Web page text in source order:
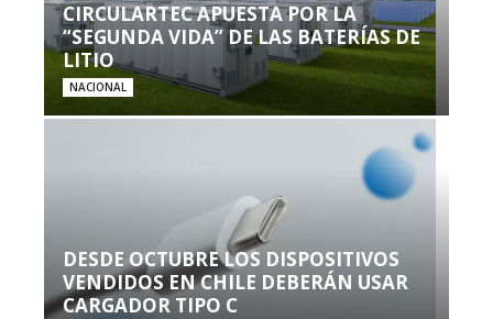
CIRCULARTEC APUESTA POR LA
“SEGUNDA VIDA” DE LAS BATERÍAS DE
LITIO
NACIONAL
DESDE OCTUBRE LOS DISPOSITIVOS
VENDIDOS EN CHILE DEBERÁN USAR
CARGADOR TIPO C